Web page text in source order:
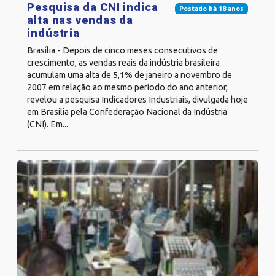
Postado há 18 anos
Pesquisa da CNI indica
alta nas vendas da
indústria
Brasília - Depois de cinco meses consecutivos de
crescimento, as vendas reais da indústria brasileira
acumulam uma alta de 5,1% de janeiro a novembro de
2007 em relação ao mesmo período do ano anterior,
revelou a pesquisa Indicadores Industriais, divulgada hoje
em Brasília pela Confederação Nacional da Indústria
(CNI). Em...